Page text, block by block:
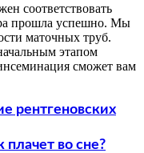
соответствовать
прошла успешно. Мы
маточных труб.
этапом
сможет вам
рентгеновских
плачет во сне?